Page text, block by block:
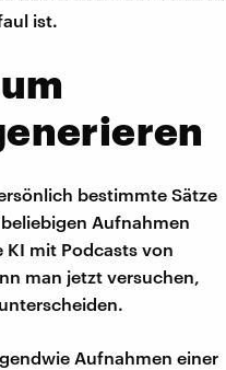
ist.
bestimmte Sätze
Aufnahmen
KI mit Podcasts von
man jetzt versuchen,
Aufnahmen einer